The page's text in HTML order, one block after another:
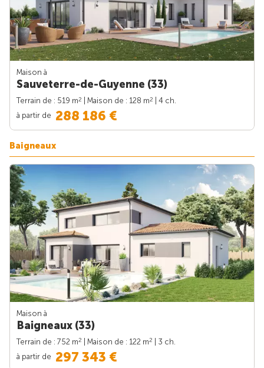
Maison à
Sauveterre-de-Guyenne (33)
Terrain de : 519 m2 | Maison de : 128 m2
| 4 ch.
à partir de 288 186 €
Baigneaux
Maison à
Baigneaux (33)
Terrain de : 752 m2 | Maison de : 122 m2
| 3 ch.
à partir de 297 343 €